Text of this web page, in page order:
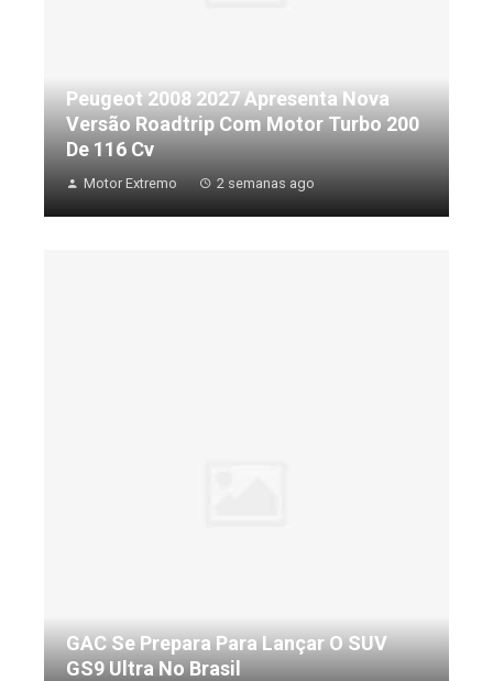
Peugeot 2008 2027 Apresenta Nova
Versão Roadtrip Com Motor Turbo 200
De 116 Cv
Motor Extremo 2 semanas ago
GAC Se Prepara Para Lançar O SUV
GS9 Ultra No Brasil